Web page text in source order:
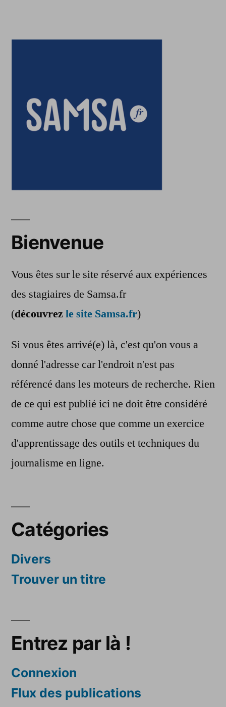
Bienvenue
Vous êtes sur le site réservé aux expériences
des stagiaires de Samsa.fr
(découvrezle site Samsa.fr)
Si vous êtes arrivé(e) là, c'est qu'on vous a
donné l'adresse car l'endroit n'est pas
référencé dans les moteurs de recherche. Rien
de ce qui est publié ici ne doit être considéré
comme autre chose que comme un exercice
d'apprentissage des outils et techniques du
journalisme en ligne.
Catégories
Divers
Trouver un titre
Entrez par là !
Connexion
Flux des publications